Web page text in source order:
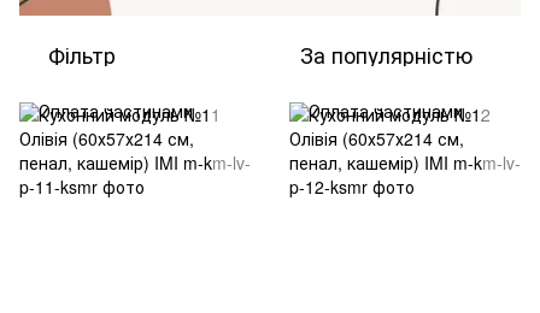
Фільтр За популярністю